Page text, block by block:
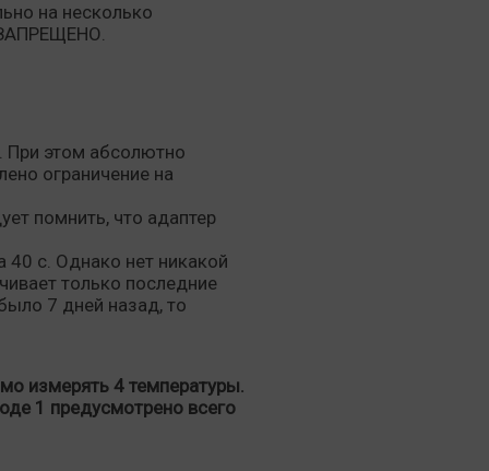
на несколько
ЗАПРЕЩЕНО.
При этом абсолютно
ограничение на
помнить, что адаптер
40 с. Однако нет никакой
только последние
7 дней назад, то
измерять 4 температуры.
1 предусмотрено всего